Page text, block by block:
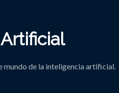
mundo de la inteligencia artificial.